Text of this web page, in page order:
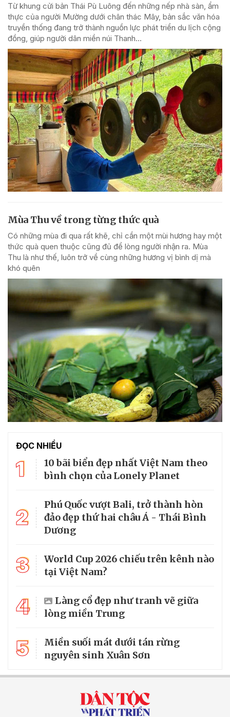
Từ khung cửi bản Thái Pù Luông đến những nếp nhà sàn, ẩm
thực của người Mường dưới chân thác Mây, bản sắc văn hóa
truyền thống đang trở thành nguồn lực phát triển du lịch cộng
đồng, giúp người dân miền núi Thanh...
Mùa Thu về trong từng thức quà
Có những mùa đi qua rất khẽ, chỉ cần một mùi hương hay một
thức quà quen thuộc cũng đủ để lòng người nhận ra. Mùa
Thu là như thế, luôn trở về cùng những hương vị bình dị mà
khó quên
ĐỌC NHIỀU
1
10 bãi biển đẹp nhất Việt Nam theo
bình chọn của Lonely Planet
2
Phú Quốc vượt Bali, trở thành hòn
đảo đẹp thứ hai châu Á - Thái Bình
Dương
3
World Cup 2026 chiếu trên kênh nào
tại Việt Nam?
4
Làng cổ đẹp như tranh vẽ giữa
lòng miền Trung
5
Miền suối mát dưới tán rừng
nguyên sinh Xuân Sơn